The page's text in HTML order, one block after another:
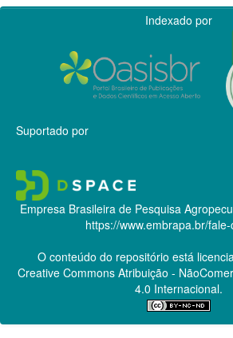
Indexado por
Suportado por
Empresa Brasileira de Pesquisa
https://www.embrapa.br/
O conteúdo do repositório está
Creative CommonsAtribuição -
4.0 Internacional.